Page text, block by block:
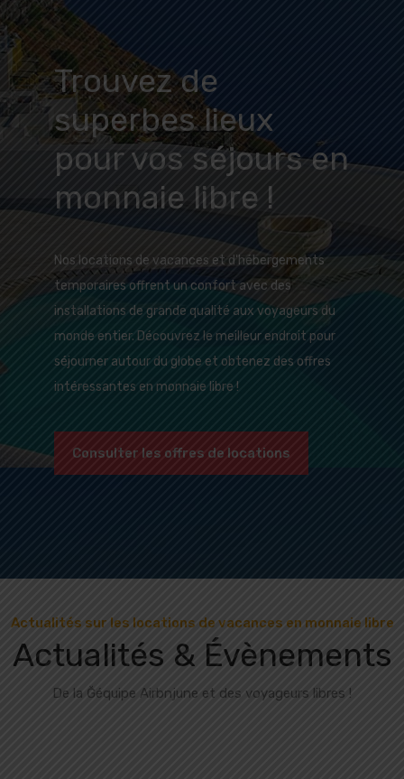
Trouvez de
superbes lieux
pour vos séjours en
monnaie libre !
Nos locations de vacances et d'hébergements
temporaires offrent un confort avec des
installations de grande qualité aux voyageurs du
monde entier. Découvrez le meilleur endroit pour
séjourner autour du globe et obtenez des offres
intéressantes en monnaie libre !
Consulter les offres de locations
Actualités sur les locations de vacances en monnaie libre
Actualités & Évènements
De la Ğéquipe Airbnjune et des voyageurs libres !